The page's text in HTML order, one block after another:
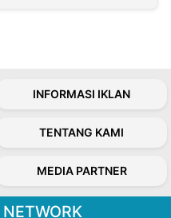
INFORMASI IKLAN
TENTANG KAMI
MEDIA PARTNER